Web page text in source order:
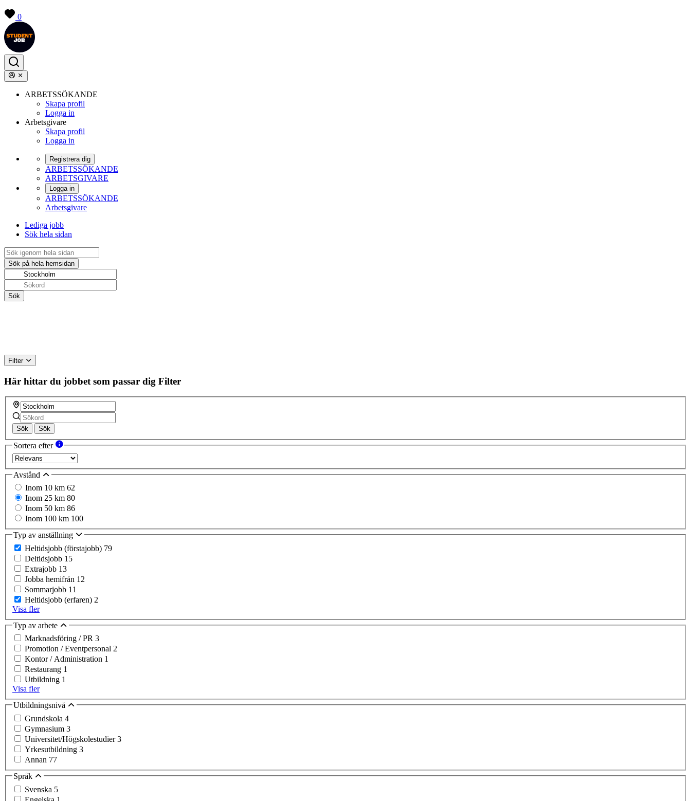
0
ARBETSSÖKANDE
Skapa profil
Logga in
Arbetsgivare
Skapa profil
Logga in
Registrera dig
ARBETSSÖKANDE
ARBETSGIVARE
Logga in
ARBETSSÖKANDE
Arbetsgivare
Lediga jobb
Sök hela sidan
Filter
Här hittar du jobbet som passar dig Filter
Sök Sök
Sortera efter
Avstånd
Inom 10 km 62
Inom 25 km 80
Inom 50 km 86
Inom 100 km 100
Typ av anställning
Heltidsjobb (förstajobb) 79
Deltidsjobb 15
Extrajobb 13
Jobba hemifrån 12
Sommarjobb 11
Heltidsjobb (erfaren) 2
Visa fler
Typ av arbete
Marknadsföring / PR 3
Promotion / Eventpersonal 2
Kontor / Administration 1
Restaurang 1
Utbildning 1
Visa fler
Utbildningsnivå
Grundskola 4
Gymnasium 3
Universitet/Högskolestudier3
Yrkesutbildning 3
Annan 77
Språk
Svenska 5